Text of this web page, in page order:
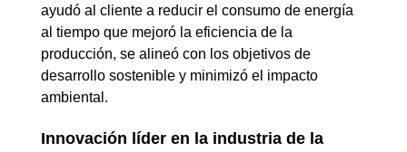
ayudó al cliente a reducir el consumo de energía
al tiempo que mejoró la eficiencia de la
producción, se alineó con los objetivos de
desarrollo sostenible y minimizó el impacto
ambiental.
Innovación líder en la industria de la